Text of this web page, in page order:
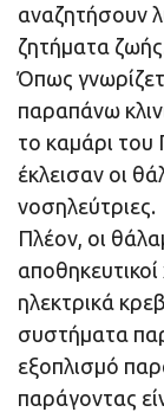
αναζητήσουν
ζητήματα
Όπως
παραπάνω
το καμάρι
έκλεισαν οι
νοσηλεύτριες.
Πλέον, οι
ηλεκτρικά
συστήματα
εξοπλισμό
παράγοντας